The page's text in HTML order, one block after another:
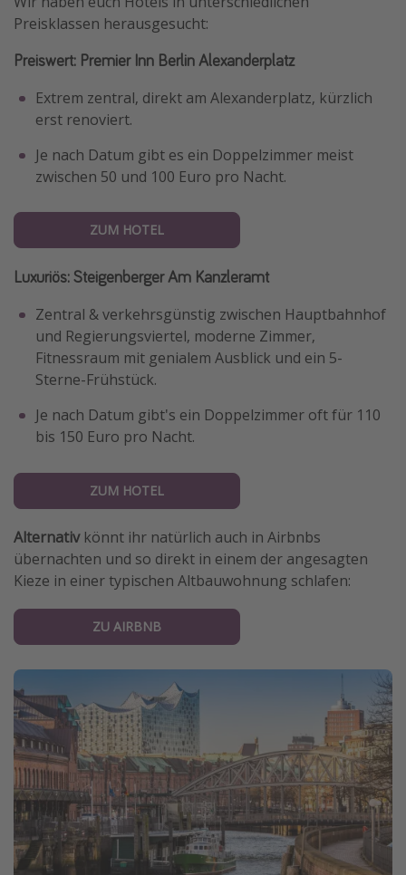
Preisklassen herausgesucht:
Preiswert: Premier Inn Berlin Alexanderplatz
Extrem zentral, direkt am Alexanderplatz, kürzlich
erst renoviert.
Je nach Datum gibt es ein Doppelzimmer meist
zwischen 50 und 100 Euro pro Nacht.
ZUM HOTEL
Luxuriös:Steigenberger Am Kanzleramt
Zentral & verkehrsgünstig zwischen Hauptbahnhof
und Regierungsviertel, moderne Zimmer,
Fitnessraum mit genialem Ausblick und ein 5-
Sterne-Frühstück.
Je nach Datum gibt's ein Doppelzimmer oft für 110
bis 150 Euro pro Nacht.
ZUM HOTEL
Alternativkönnt ihr natürlich auch in Airbnbs
übernachten und so direkt in einem der angesagten
Kieze in einer typischen Altbauwohnung schlafen:
ZU AIRBNB